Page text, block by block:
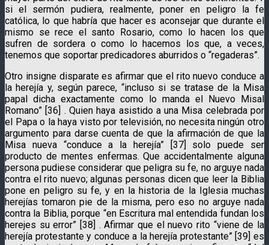
si el sermón pudiera, realmente, poner en peligro la fe
católica, lo que habría que hacer es aconsejar que durante el
mismo se rece el santo Rosario, como lo hacen los que
sufren de sordera o como lo hacemos los que, a veces,
tenemos que soportar predicadores aburridos o “regaderas”.
Otro insigne disparate es afirmar que el rito nuevo conduce a
la herejía y, según parece, “incluso si se tratase de la Misa
papal dicha exactamente como lo manda el Nuevo Misal
Romano” [36] . Quien haya asistido a una Misa celebrada por
el Papa o la haya visto por televisión, no necesita ningún otro
argumento para darse cuenta de que la afirmación de que la
Misa nueva “conduce a la herejía” [37] solo puede ser
producto de mentes enfermas. Que accidentalmente alguna
persona pudiese considerar que peligra su fe, no arguye nada
contra el rito nuevo; algunas personas dicen que leer la Biblia
pone en peligro su fe, y en la historia de la Iglesia muchas
herejías tomaron pie de la misma, pero eso no arguye nada
contra la Biblia, porque “en Escritura mal entendida fundan los
herejes su error” [38] . Afirmar que el nuevo rito “viene de la
herejía protestante y conduce a la herejía protestante” [39] es